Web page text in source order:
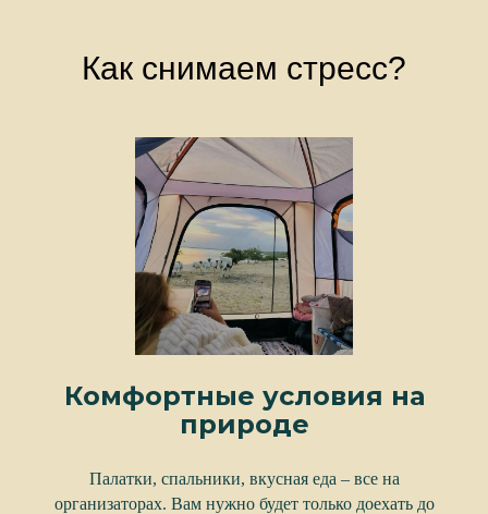
Как снимаем стресс?
Комфортные условия на
природе
Палатки, спальники, вкусная еда – все на
организаторах. Вам нужно будет только доехать до